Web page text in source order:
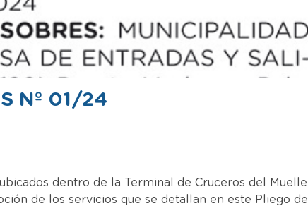
Nº 01/24
dentro de la Terminal de Cruceros del Muelle
de los servicios que se detallan en este Pliego de